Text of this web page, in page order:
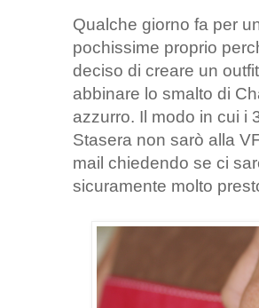
Qualche giorno fa per
pochissime proprio
deciso di creare un
abbinare lo smalto di
azzurro. Il modo in cui i
Stasera non sarò alla
mail chiedendo se ci
sicuramente molto